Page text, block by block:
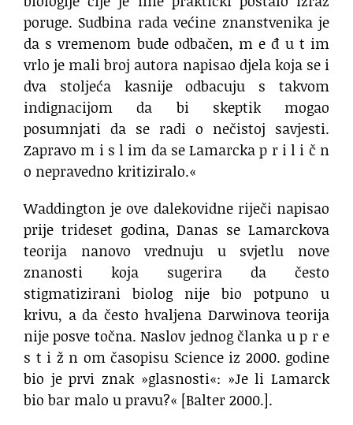
poruge. Sudbina rada većine znanstvenika je
da s vremenom bude odbačen, m e đ u t im
vrlo je mali broj autora napisao djela koja se i
dva stoljeća kasnije odbacuju s takvom
indignacijom da bi skeptik mogao
posumnjati da se radi o nečistoj savjesti.
Zapravo m i s l im da se Lamarcka p r i l i č n
o nepravedno kritiziralo.«
Waddington je ove dalekovidne riječi napisao
prije trideset godina, Danas se Lamarckova
teorija nanovo vrednuju u svjetlu nove
znanosti koja sugerira da često
stigmatizirani biolog nije bio potpuno u
krivu, a da često hvaljena Darwinova teorija
nije posve točna. Naslov jednog članka u p r e
s t i ž n om časopisu Science iz 2000. godine
bio je prvi znak »glasnosti«: »Je li Lamarck
bio bar malo u pravu?« [Balter 2000.].